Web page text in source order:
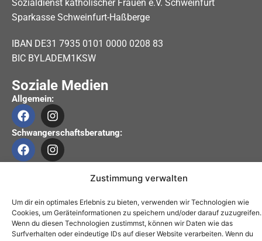
Zustimmung verwalten
Um dir ein optimales Erlebnis zu bieten, verwenden wir Technologien wie
Cookies, um Geräteinformationen zu speichern und/oder darauf zuzugreifen.
Wenn du diesen Technologien zustimmst, können wir Daten wie das
Surfverhalten oder eindeutige IDs auf dieser Website verarbeiten. Wenn du
Sozialdienst katholischer Frauen e.V. Schweinfurt
Sparkasse Schweinfurt-Haßberge
IBAN DE31 7935 0101 0000 0208 83
BIC BYLADEM1KSW
Soziale Medien
Allgemein:
Schwangerschaftsberatung:
Impressum
Datenschutzerklärung
Barrierefreiheitserklärung